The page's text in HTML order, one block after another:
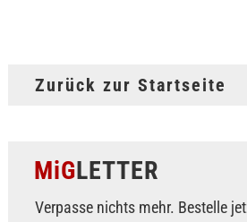
Zurück zur Startseite
MiGLETTER
Verpasse nichts mehr. Bestelle